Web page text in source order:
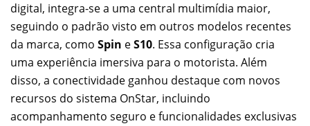
digital, integra-se a uma central multimídia maior,
seguindo o padrão visto em outros modelos recentes
da marca, como Spin eS10. Essa configuração cria
uma experiência imersiva para o motorista. Além
disso, a conectividade ganhou destaque com novos
recursos do sistema OnStar, incluindo
acompanhamento seguro e funcionalidades exclusivas